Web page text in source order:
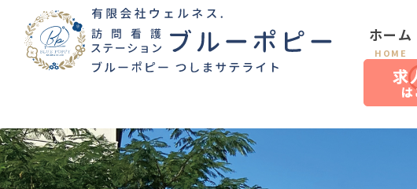
ホーム
HOME